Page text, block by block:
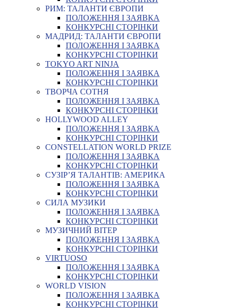
РИМ: ТАЛАНТИ ЄВРОПИ
ПОЛОЖЕННЯ І ЗАЯВКА
КОНКУРСНІ СТОРІНКИ
МАДРИД: ТАЛАНТИ ЄВРОПИ
ПОЛОЖЕННЯ І ЗАЯВКА
КОНКУРСНІ СТОРІНКИ
TOKYO ART NINJA
ПОЛОЖЕННЯ І ЗАЯВКА
КОНКУРСНІ СТОРІНКИ
ТВОРЧА СОТНЯ
ПОЛОЖЕННЯ І ЗАЯВКА
КОНКУРСНІ СТОРІНКИ
HOLLYWOOD ALLEY
ПОЛОЖЕННЯ І ЗАЯВКА
КОНКУРСНІ СТОРІНКИ
CONSTELLATION WORLD PRIZE
ПОЛОЖЕННЯ І ЗАЯВКА
КОНКУРСНІ СТОРІНКИ
СУЗІР’Я ТАЛАНТІВ: АМЕРИКА
ПОЛОЖЕННЯ І ЗАЯВКА
КОНКУРСНІ СТОРІНКИ
СИЛА МУЗИКИ
ПОЛОЖЕННЯ І ЗАЯВКА
КОНКУРСНІ СТОРІНКИ
МУЗИЧНИЙ ВІТЕР
ПОЛОЖЕННЯ І ЗАЯВКА
КОНКУРСНІ СТОРІНКИ
VIRTUOSO
ПОЛОЖЕННЯ І ЗАЯВКА
КОНКУРСНІ СТОРІНКИ
WORLD VISION
ПОЛОЖЕННЯ І ЗАЯВКА
КОНКУРСНІ СТОРІНКИ